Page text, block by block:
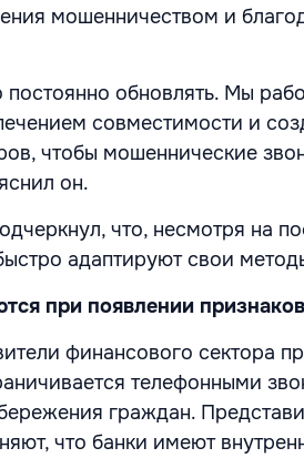
мошенничеством и
обновлять. Мы
совместимости и
чтобы мошеннические
он.
что, несмотря на
адаптируют свои
при появлении
финансового сектора
телефонными
граждан.
что банки имеют